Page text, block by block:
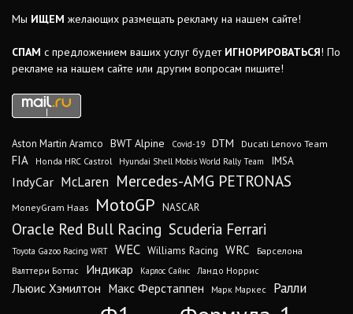
Мы ИЩЕМ желающих размещать рекламу на нашем сайте!
СПАМ с предложением ваших услуг будет ИГНОРИРОВАТЬСЯ! По
рекламе на нашем сайте или другим вопросам пишите!
Aston Martin Aramco BWT Alpine Covid-19 DTM Ducati Lenovo Team
FIA Honda HRC Castrol Hyundai Shell Mobis World Rally Team IMSA
IndyCar McLaren Mercedes-AMG PETRONAS
MoneyGram Haas MotoGP NASCAR
Oracle Red Bull Racing Scuderia Ferrari
Toyota Gazoo Racing WRT WEC Williams Racing WRC
Барселона
Валттери Боттас
Индикар Карлос Сайнс Ландо Норрис
Льюис Хэмилтон Макс Ферстаппен Марк Маркес Ралли